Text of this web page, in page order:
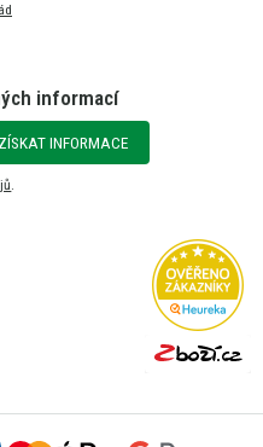
informací
ZÍSKAT INFORMACE
.